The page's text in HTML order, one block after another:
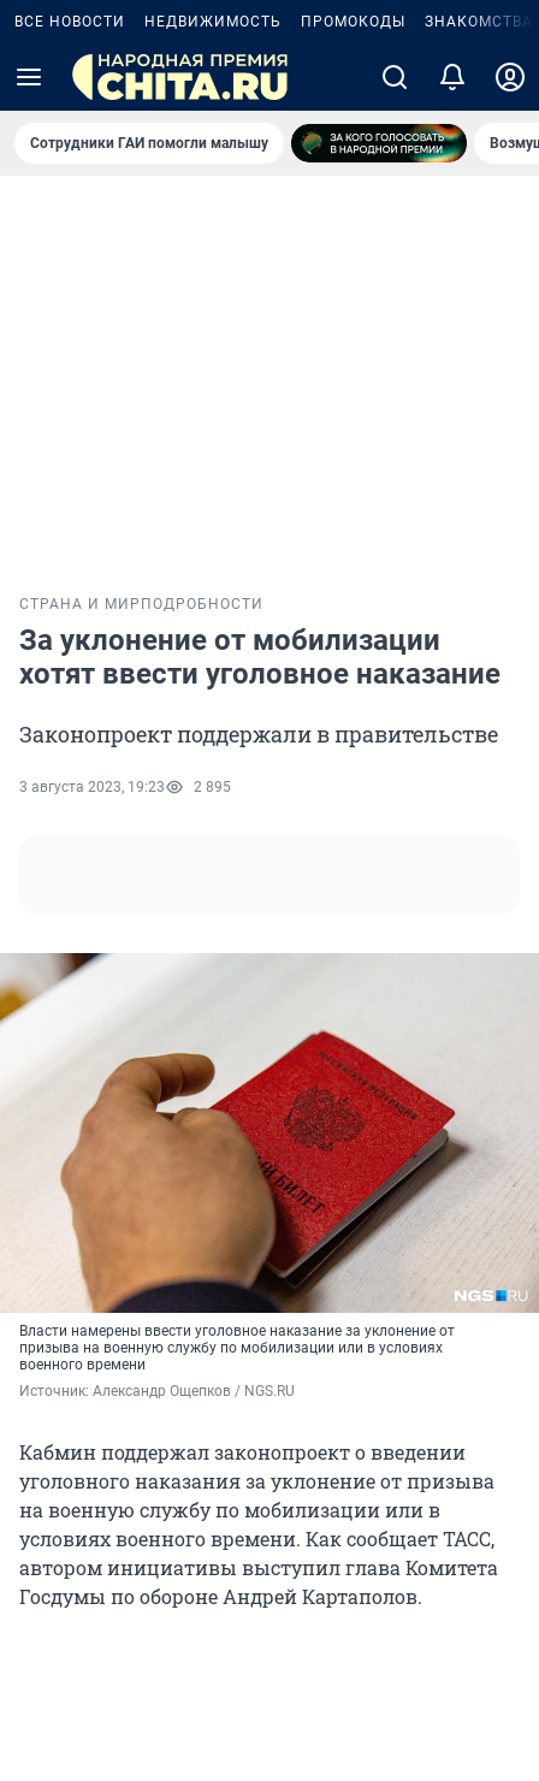
ВСЕ НОВОСТИ НЕДВИЖИМОСТЬ ПРОМОКОДЫ ЗНАКОМСТВА
Сотрудники ГАИ помогли малышу
СТРАНА И МИР ПОДРОБНОСТИ
За уклонение от мобилизации
хотят ввести уголовное наказание
Законопроект поддержали в правительстве
3 августа 2023, 19:23 2 895
Власти намерены ввести уголовное наказание за уклонение от
призыва на военную службу по мобилизации или в условиях
военного времени
Источник: Александр Ощепков / NGS.RU
Кабмин поддержал законопроект о введении
уголовного наказания за уклонение от призыва
на военную службу по мобилизации или в
условиях военного времени. Как сообщает ТАСС,
автором инициативы выступил глава Комитета
Госдумы по обороне Андрей Картаполов.